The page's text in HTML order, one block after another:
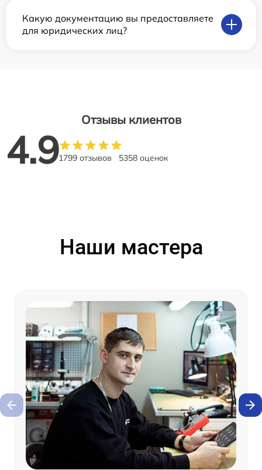
Какую документацию вы предоставляете
для юридических лиц?
Отзывы клиентов
4.91799 отзывов 5358 оценок
Наши мастера